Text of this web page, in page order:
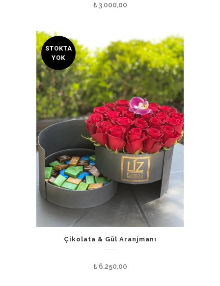
₺3.000,00
STOKTA
YOK
Çikolata & Gül Aranjmanı
₺6.250,00